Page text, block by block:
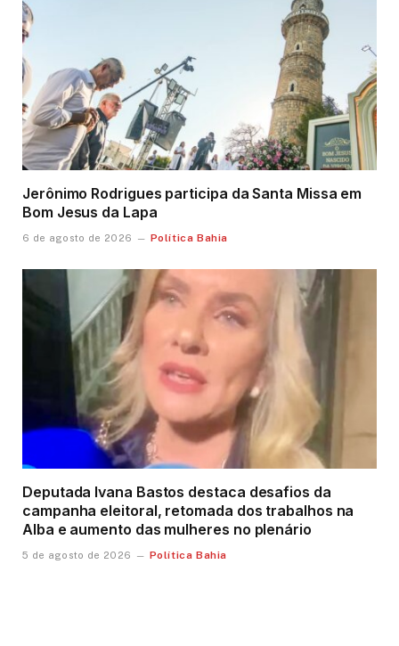
Jerônimo Rodrigues participa da Santa Missa em
Bom Jesus da Lapa
6 de agosto de 2026 Política Bahia
Deputada Ivana Bastos destaca desafios da
campanha eleitoral, retomada dos trabalhos na
Alba e aumento das mulheres no plenário
5 de agosto de 2026 Política Bahia